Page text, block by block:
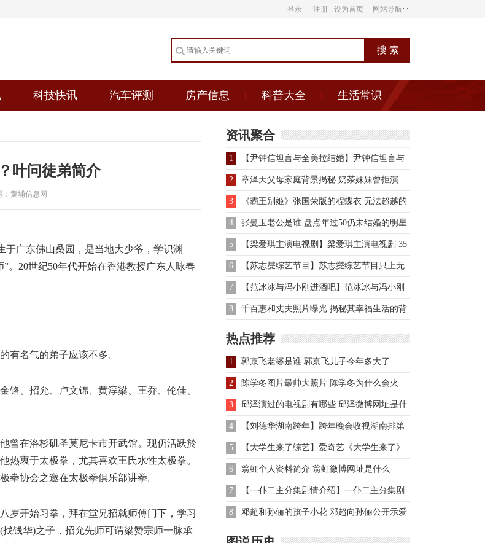
登录 注册 设为首页 网站导航
科技快讯 汽车评测 房产信息 科普大全 生活常识
叶问徒弟简介
：黄埔信息网
广东佛山桑园，是当地大少爷，学识渊
。20世纪50年代开始在香港教授广东人咏春
有名气的弟子应该不多。
铬、招允、卢文锦、黄淳梁、王乔、伦佳、
曾在洛杉矶圣莫尼卡市开武馆。现仍活跃於
热衷于太极拳，尤其喜欢王氏水性太极拳。
拳协会之邀在太极拳俱乐部讲拳。
岁开始习拳，拜在堂兄招就师傅门下，学习
钱华)之子，招允先师可谓梁赞宗师一脉承
资讯聚合
1 【尹钟信坦言与全美拉结婚】尹钟信坦言与
全美拉结婚 好友姜镐童
2 章泽天父母家庭背景揭秘 奶茶妹妹曾拒演
《金陵十三钗》
3 《霸王别姬》张国荣版的程蝶衣 无法超越的
经典人物
4 张曼玉老公是谁 盘点年过50仍未结婚的明星
5 【梁爱琪主演电视剧】梁爱琪主演电视剧 35
部电视剧大盘点
6 【苏志燮综艺节目】苏志燮综艺节目只上无
限挑战 竟凭一人之力拉
7 【范冰冰与冯小刚进酒吧】范冰冰与冯小刚
进酒吧 素颜合影皮肤白
8 千百惠和丈夫照片曝光 揭秘其幸福生活的背
后故事
热点推荐
1 郭京飞老婆是谁 郭京飞儿子今年多大了
2 陈学冬图片最帅大照片 陈学冬为什么会火
3 邱泽演过的电视剧有哪些 邱泽微博网址是什
么
4 【刘德华湖南跨年】跨年晚会收视湖南排第
一 刘德华秒杀众卫视
5 【大学生来了综艺】爱奇艺《大学生来了》
越来越走心 创造好收视
6 翁虹个人资料简介 翁虹微博网址是什么
7 【一仆二主分集剧情介绍】一仆二主分集剧
情介绍
8 邓超和孙俪的孩子小花 邓超向孙俪公开示爱